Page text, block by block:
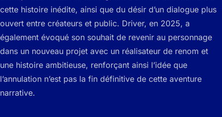
cette histoire inédite, ainsi que du désir d’un dialogue plus
ouvert entre créateurs et public. Driver, en 2025, a
également évoqué son souhait de revenir au personnage
dans un nouveau projet avec un réalisateur de renom et
une histoire ambitieuse, renforçant ainsi l’idée que
l’annulation n’est pas la fin définitive de cette aventure
narrative.